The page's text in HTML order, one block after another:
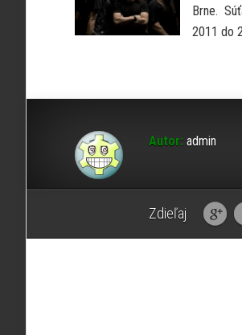
Brne.
2011 do
Autor: admin
Zdieľaj